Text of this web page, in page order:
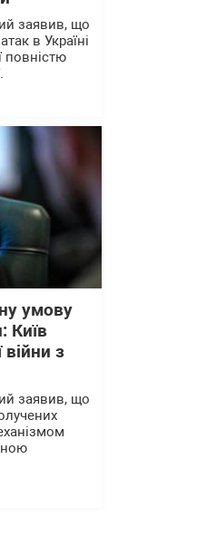
заявив, що
в Україні
повністю
умову
Київ
війни з
заявив, що